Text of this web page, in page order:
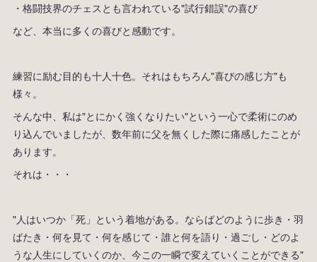
・格闘技界のチェスとも言われている"試行錯誤"の喜び
など、本当に多くの喜びと感動です。
練習に励む目的も十人十色。それはもちろん"喜びの感じ方"も
様々。
そんな中、私は"とにかく強くなりたい"という一心で柔術にのめ
り込んでいましたが、数年前に父を無くした際に痛感したことが
あります。
それは・・・
"人はいつか「死」という着地がある。ならばどのように歩き・羽
ばたき・何を見て・何を感じて・誰と何を語り・過ごし・どのよ
うな人生にしていくのか、今この一瞬で変えていくことができる"